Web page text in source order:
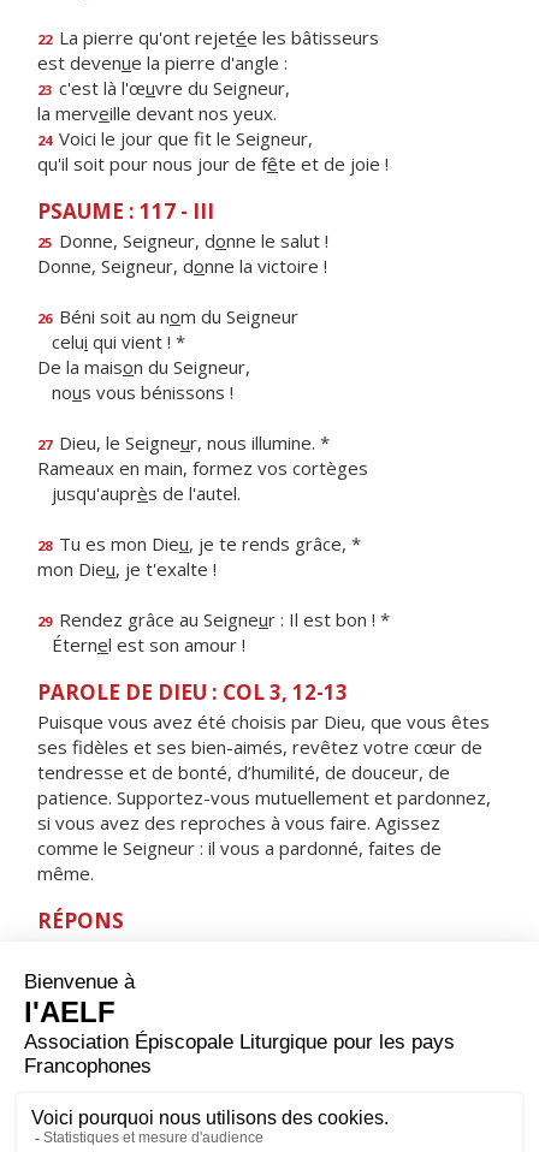
22 La pierre qu'ont rejetée les bâtisseurs
est devenue la pierre d'angle :
23 c'est là l'œuvre du Seigneur,
la merveille devant nos yeux.
24 Voici le jour que ft le Seigneur,
qu'il soit pour nous jour de fête et de joie !
PSAUME : 117 - III
25 Donne, Seigneur, donne le salut !
Donne, Seigneur, donne la victoire !
26 Béni soit au nom du Seigneur
celui qui vient ! *
De la maison du Seigneur,
nous vous bénissons !
27 Dieu, le Seigneur, nous illumine. *
Rameaux en main, formez vos cortèges
jusqu'auprès de l'autel.
28 Tu es mon Dieu, je te rends grâce, *
mon Dieu, je t'exalte !
29 Rendez grâce au Seigneur : Il est bon ! *
Éternel est son amour !
PAROLE DE DIEU : COL 3, 12-13
Puisque vous avez été choisis par Dieu, que vous êtes
ses fidèles et ses bien-aimés, revêtez votre cœur de
tendresse et de bonté, d’humilité, de douceur, de
patience. Supportez-vous mutuellement et pardonnez,
si vous avez des reproches à vous faire. Agissez
comme le Seigneur : il vous a pardonné, faites de
même.
RÉPONS
nous suivrons ses sentiers.
ORAISON
Tu as voulu, Seigneur, que la Sainte Famille nous soit
donnée en exemple ; accorde-nous la grâce de
unis par les liens de ton amour, avant de nous retrouver